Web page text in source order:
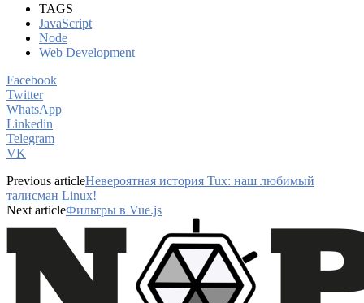
TAGS
JavaScript
Node
Web Development
Facebook
Twitter
WhatsApp
Linkedin
Telegram
VK
Previous articleНевероятная история Tux: наш любимый
талисман Linux!
Next articleФильтры в Vue.js